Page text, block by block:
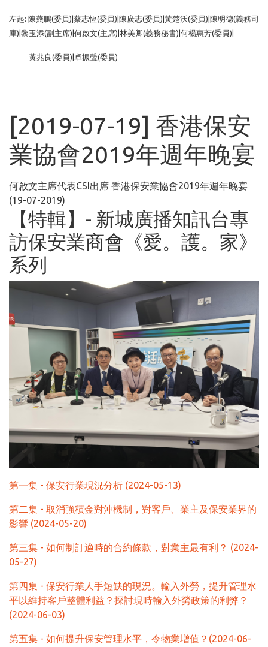
左起: 陳燕鵬(委員)|蔡志恆(委員)|陳廣志(委員)|黃楚沃(委員)|陳明德(義務司
庫)|黎玉添(副主席)|何啟文(主席)|林美卿(義務秘書)|何楊惠芳(委員)|
黃兆良(委員)|卓振聲(委員)
[2019-07-19] 香港保安
業協會2019年週年晚宴
何啟文主席代表CSI出席 香港保安業協會2019年週年晚宴
(19-07-2019)
【特輯】- 新城廣播知訊台專
訪保安業商會《愛。護。家》
系列
第一集 - 保安行業現況分析 (2024-05-13)
第二集 - 取消強積金對沖機制，對客戶、業主及保安業界的
影響 (2024-05-20)
第三集 - 如何制訂適時的合約條款，對業主最有利？ (2024-
05-27)
第四集 - 保安行業人手短缺的現況。輸入外勞，提升管理水
平以維持客戶整體利益？探討現時輸入外勞政策的利弊？
(2024-06-03)
第五集 - 如何提升保安管理水平，令物業增值？(2024-06-